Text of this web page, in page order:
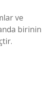
ve
birinin